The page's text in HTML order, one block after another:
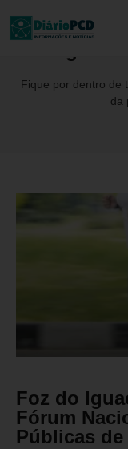
Fique por dentro de
da
Foz do
Fórum
Públicas